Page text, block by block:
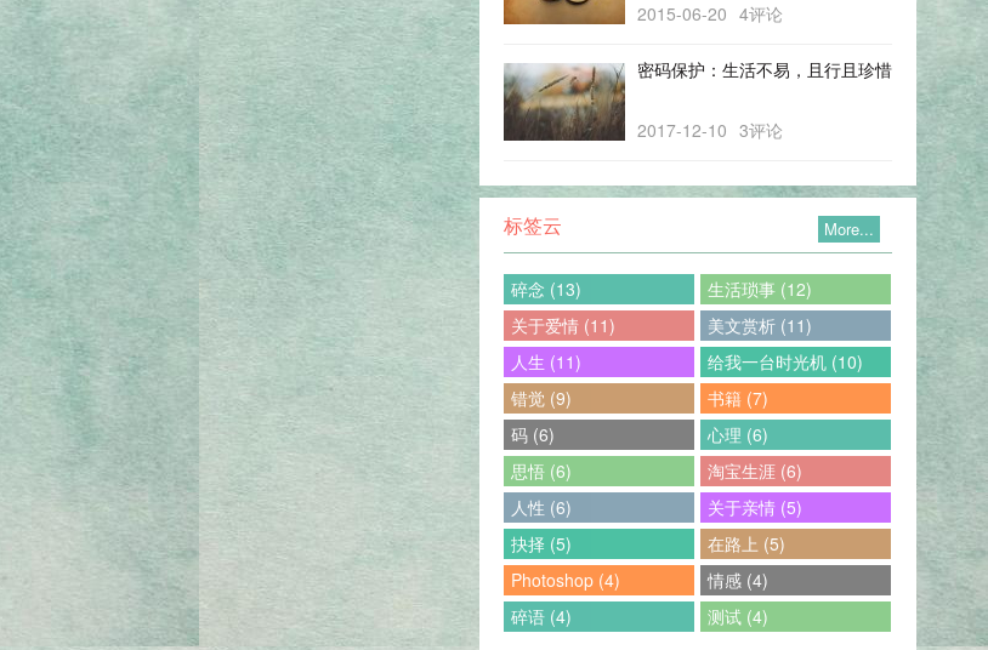
2015-06-20 4评论
密码保护：生活不易，且行且珍惜
2017-12-10 3评论
More...
标签云
碎念 (13)
生活琐事 (12)
关于爱情 (11)
美文赏析 (11)
人生 (11)
给我一台时光机 (10)
错觉 (9)
书籍 (7)
码 (6)
心理 (6)
思悟 (6)
淘宝生涯 (6)
人性 (6)
关于亲情 (5)
抉择 (5)
在路上 (5)
Photoshop (4)
情感 (4)
碎语 (4)
测试 (4)